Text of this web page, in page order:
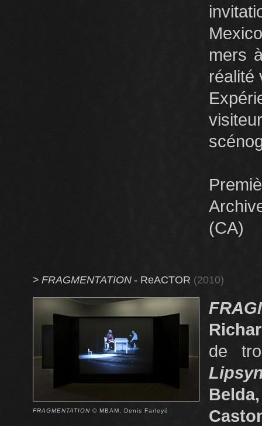
mers
réalité
(CA)
> FRAGMENTATION - ReACTOR (2010)
FRAGMENTATION© MBAM, Denis Farleyé
de